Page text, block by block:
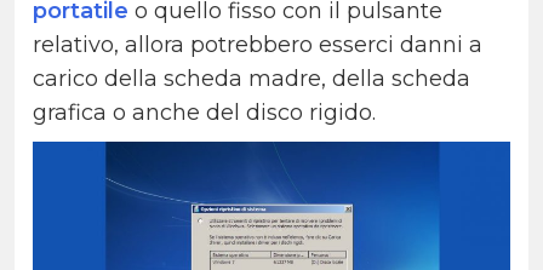
portatile o quello fisso con il pulsante
relativo, allora potrebbero esserci danni a
carico della scheda madre, della scheda
grafica o anche del disco rigido.